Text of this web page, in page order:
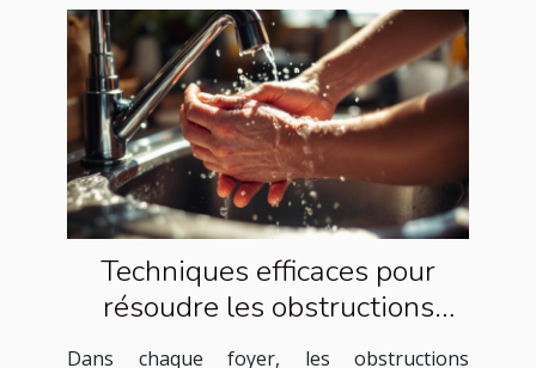
Techniques efficaces pour
résoudre les obstructions
domestiques courantes
Dans chaque foyer, les obstructions